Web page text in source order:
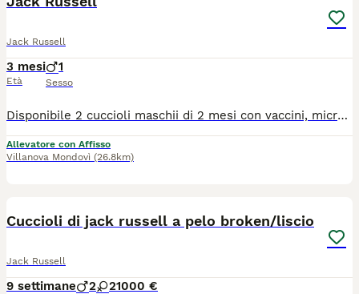
Jack Russell
3 mesi
Età
1
Sesso
Disponibile 2 cuccioli maschii di 2 mesi con vaccini, microchip, libretto sanitario, pedigree Per altre info contattatemi anche sili wathsapp
Allevatore con Affisso
Villanova Mondovì (26.8km)
Cuccioli di jack russell a pelo broken/liscio
Jack Russell
9 settimane 2 21000 €